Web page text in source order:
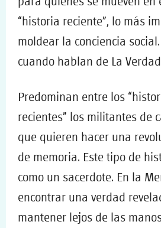
“historia reciente”, lo más
moldear la conciencia
cuando hablan de La
Predominan entre los
recientes” los militantes de
que quieren hacer una
de memoria. Este tipo de
como un sacerdote. En la
encontrar una verdad
mantener lejos de las